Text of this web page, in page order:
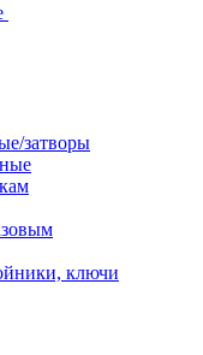
затворы
ключи